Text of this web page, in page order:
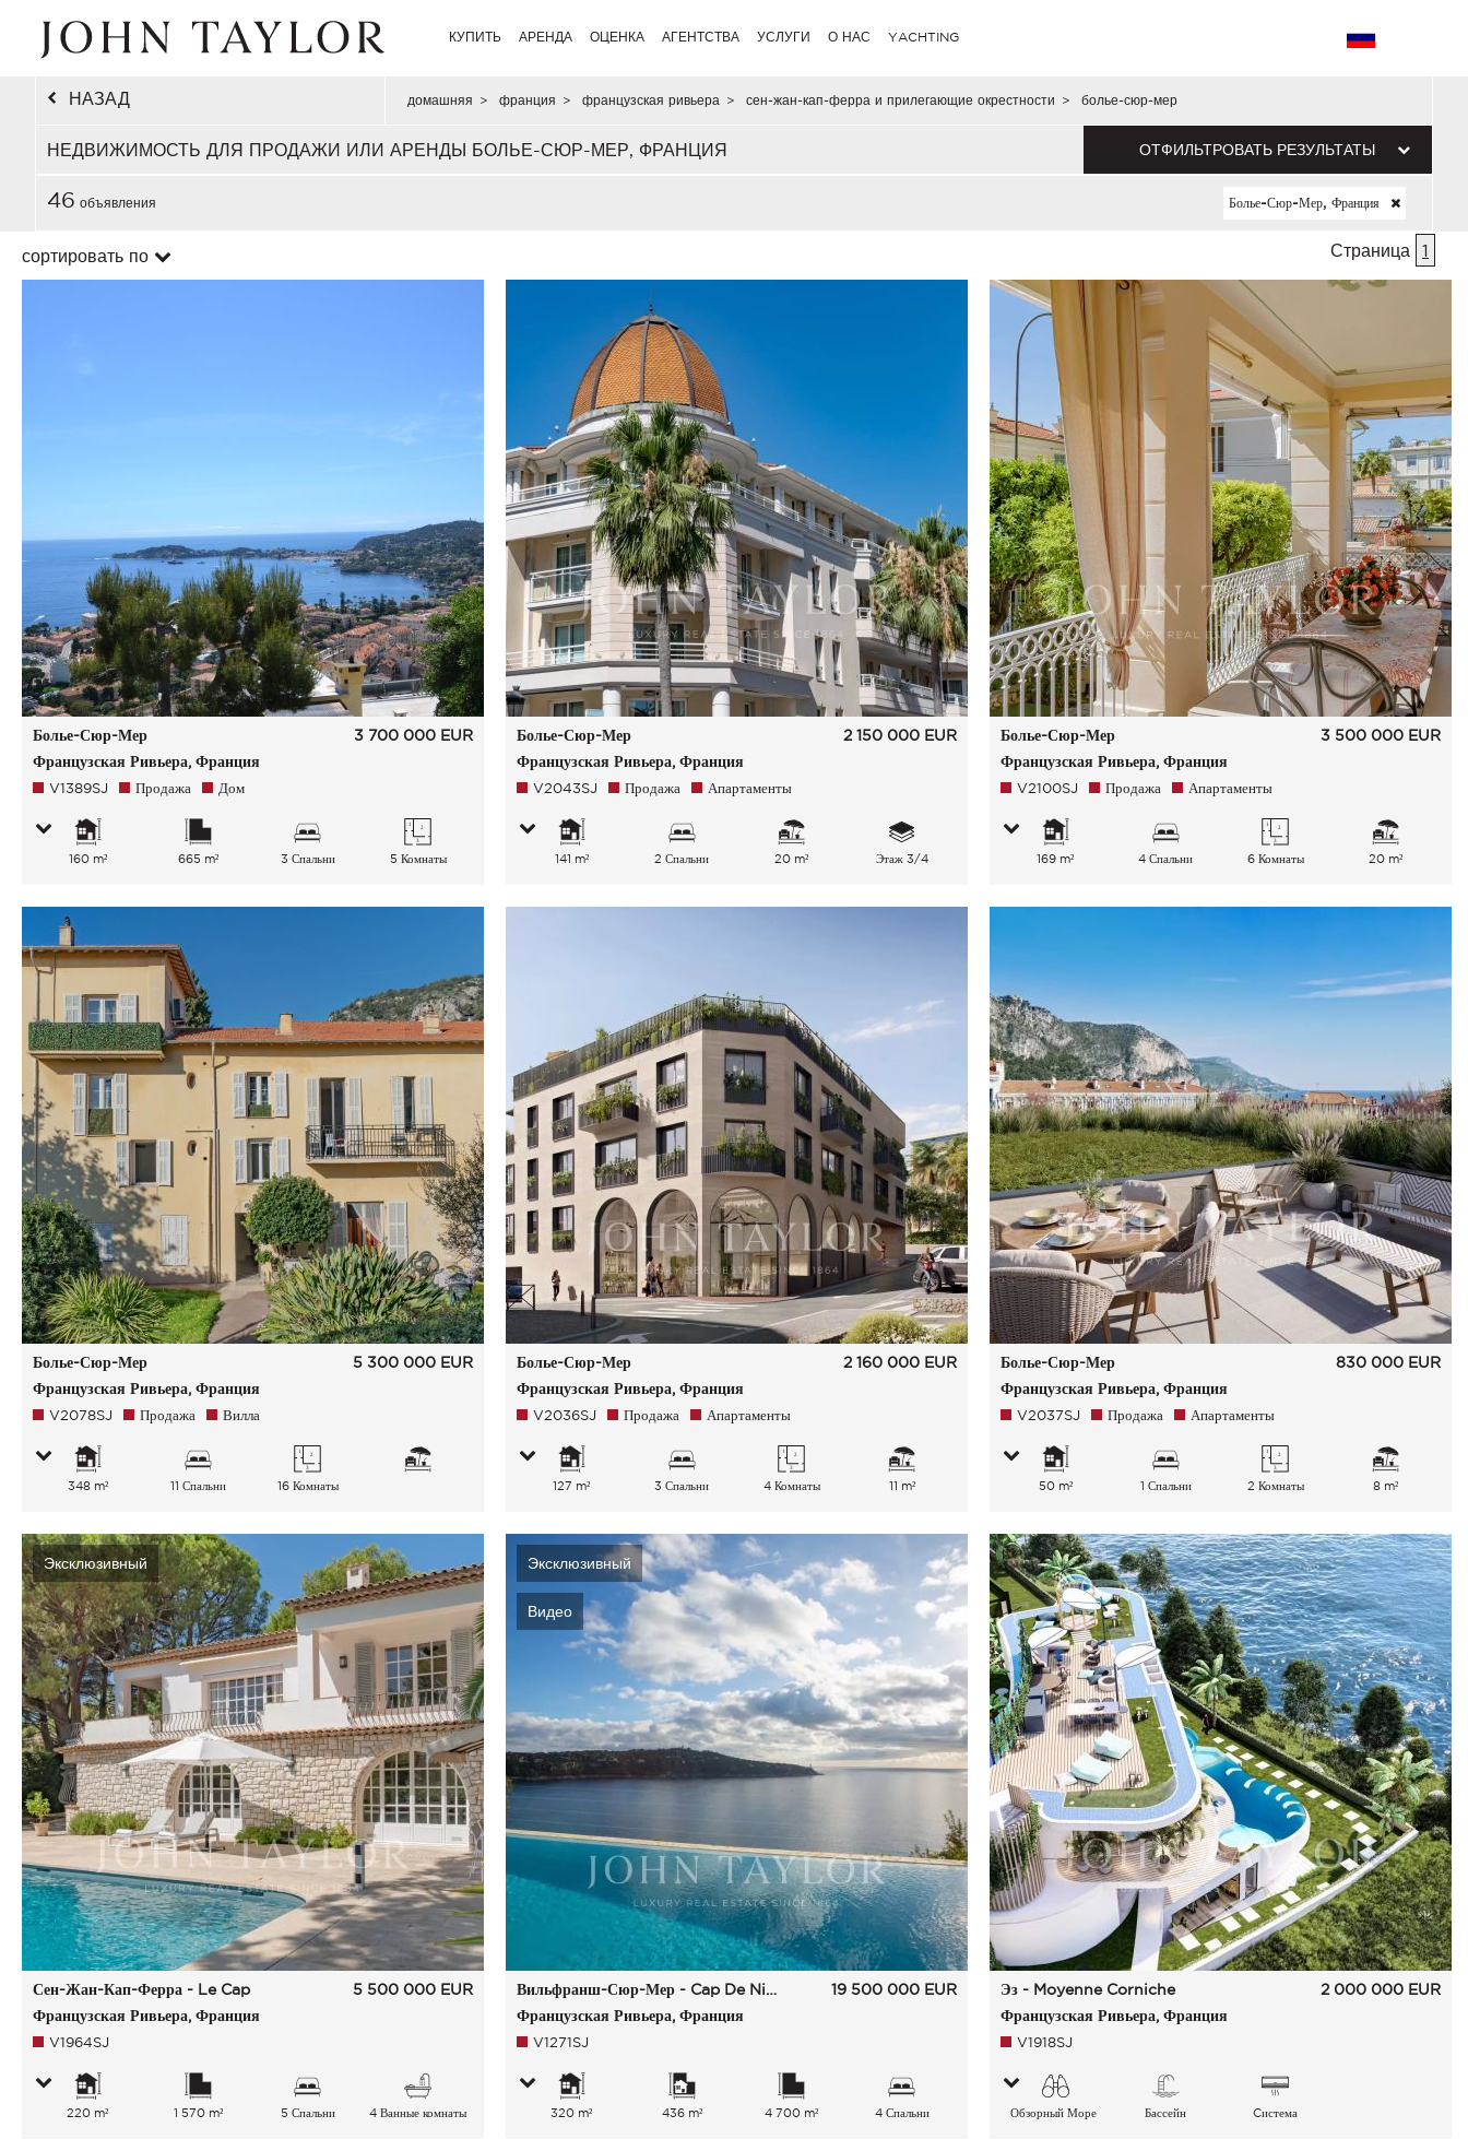
КУПИТЬ АРЕНДА ОЦЕНКА АГЕНТСТВА УСЛУГИ О НАС YACHTING
НАЗАД домашняя > франция > французская ривьера > сен-жан-кап-ферра и прилегающие окрестности > болье-сюр-мер
НЕДВИЖИМОСТЬ ДЛЯ ПРОДАЖИ ИЛИ АРЕНДЫ БОЛЬЕ-СЮР-МЕР, ФРАНЦИЯ ОТФИЛЬТРОВАТЬ РЕЗУЛЬТАТЫ
46 объявления Болье-Сюр-Мер, Франция
сортировать по Страница 1
Болье-Сюр-Мер
Французская Ривьера, Франция
3 700 000 EUR
V1389SJ Продажа Дом
160 m² 665 m² 3 Спальни 5 Комнаты
Болье-Сюр-Мер
Французская Ривьера, Франция
2 150 000 EUR
V2043SJ Продажа Апартаменты
141 m² 2 Спальни 20 m² Этаж 3/4
Болье-Сюр-Мер
Французская Ривьера, Франция
3 500 000 EUR
V2100SJ Продажа Апартаменты
169 m² 4 Спальни 6 Комнаты 20 m²
Болье-Сюр-Мер
Французская Ривьера, Франция
5 300 000 EUR
V2078SJ Продажа Вилла
348 m² 11 Спальни 16 Комнаты
Болье-Сюр-Мер
Французская Ривьера, Франция
2 160 000 EUR
V2036SJ Продажа Апартаменты
127 m² 3 Спальни 4 Комнаты 11 m²
Болье-Сюр-Мер
Французская Ривьера, Франция
830 000 EUR
V2037SJ Продажа Апартаменты
50 m² 1 Спальни 2 Комнаты 8 m²
Эксклюзивный
Сен-Жан-Кап-Ферра - Le Cap
Французская Ривьера, Франция
5 500 000 EUR
V1964SJ
220 m² 1 570 m² 5 Спальни 4 Ванные комнаты
Эксклюзивный
Видео
Вильфранш-Сюр-Мер - Cap De Nice
Французская Ривьера, Франция
19 500 000 EUR
V1271SJ
320 m² 436 m² 4 700 m² 4 Спальни
Эз - Moyenne Corniche
Французская Ривьера, Франция
2 000 000 EUR
V1918SJ
Обзорный Море Бассейн
Cистема